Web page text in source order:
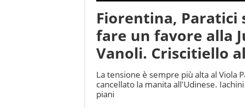
Fiorentina, Paratici
fare un favore alla
Vanoli. Criscitiello
La tensione è sempre più alta al Viola
cancellato la manita all'Udinese.
piani